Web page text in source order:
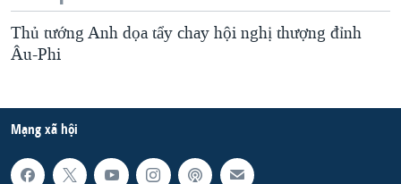
Thủ tướng Anh dọa tẩy chay hội nghị thượng đỉnh
Âu-Phi
Mạng xã hội